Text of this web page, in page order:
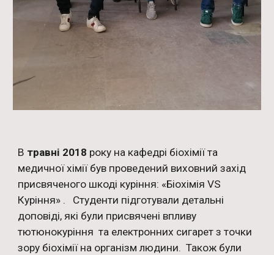
В травні 2018 року на кафедрі біохімії та
медичної хімії був проведений виховний захід
присвяченого шкоді куріння: «Біохімія VS
Куріння» .   Студенти підготували детальні
доповіді, які були присвячені впливу
тютюнокуріння  та електронних сигарет з точки
зору біохімії на організм людини.  Також були